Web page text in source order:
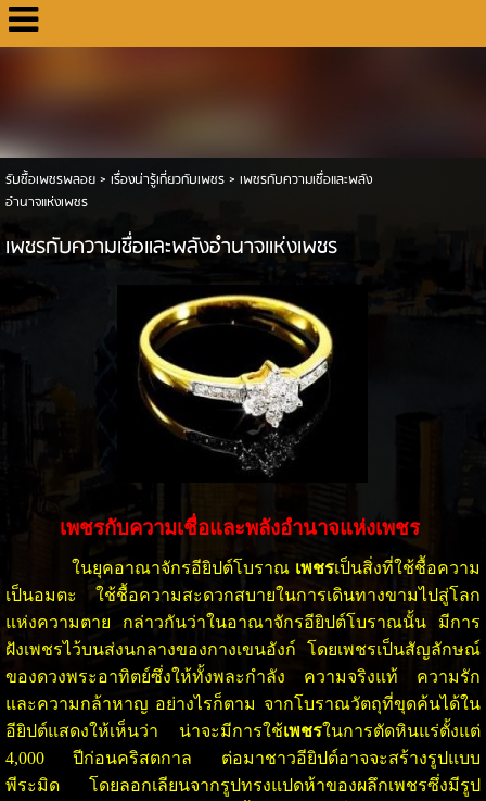
รับซื้อเพชรพลอย> เรื่องน่ารู้เกี่ยวกับเพชร> เพชรกับความเชื่อและพลัง
อำนาจแห่งเพชร
เพชรกับความเชื่อและพลังอำนาจแห่งเพชร
เพชรกับความเชื่อและพลังอำนาจแห่งเพชร
ในยุคอาณาจักรอียิปต์โบราณ เพชรเป็นสิ่งที่ใช้ชื้อความ
เป็นอมตะ ใช้ชื้อความสะดวกสบายในการเดินทางขามไปสู่โลก
แห่งความตาย กล่าวกันว่าในอาณาจักรอียิปต์โบราณนั้น มีการ
ฝังเพชรไว้บนส่งนกลางของกางเขนอังก์ โดยเพชรเป็นสัญลักษณ์
ของดวงพระอาทิตย์ซึ่งให้ทั้งพละกำลัง ความจริงแท้ ความรัก
และความกล้าหาญ อย่างไรก็ตาม จากโบราณวัตถุที่ขุดค้นได้ใน
อียิปต์แสดงให้เห็นว่า น่าจะมีการใช้เพชรในการตัดหินแร่ตั้งแต่
4,000 ปีก่อนคริสตกาล ต่อมาชาวอียิปต์อาจจะสร้างรูปแบบ
พีระมิด โดยลอกเลียนจากรูปทรงแปดห้าของผลึกเพชรซึ่งมีรูป